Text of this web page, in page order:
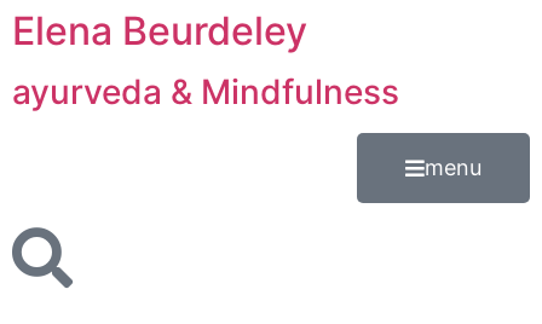
Elena Beurdeley
ayurveda & Mindfulness
menu